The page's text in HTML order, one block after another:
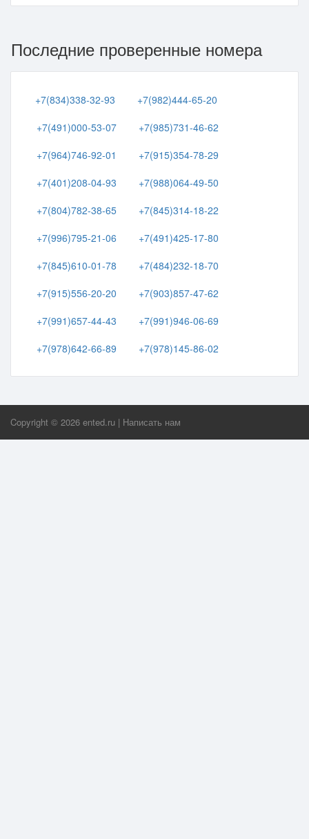
Последние проверенные номера
+7(834)338-32-93
+7(982)444-65-20
+7(491)000-53-07
+7(985)731-46-62
+7(964)746-92-01
+7(915)354-78-29
+7(401)208-04-93
+7(988)064-49-50
+7(804)782-38-65
+7(845)314-18-22
+7(996)795-21-06
+7(491)425-17-80
+7(845)610-01-78
+7(484)232-18-70
+7(915)556-20-20
+7(903)857-47-62
+7(991)657-44-43
+7(991)946-06-69
+7(978)642-66-89
+7(978)145-86-02
Copyright © 2026 ented.ru | Написать нам